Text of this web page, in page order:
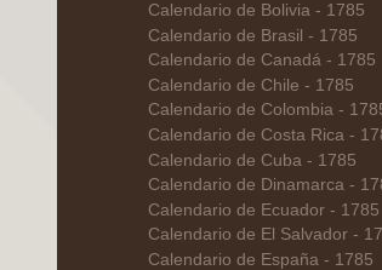
Calendario de Bolivia - 1785
Calendario de Brasil - 1785
Calendario de Canadá - 1785
Calendario de Chile - 1785
Calendario de Colombia -
Calendario de Costa Rica -
Calendario de Cuba - 1785
Calendario de Dinamarca -
Calendario de Ecuador - 1785
Calendario de El Salvador -
Calendario de España - 1785